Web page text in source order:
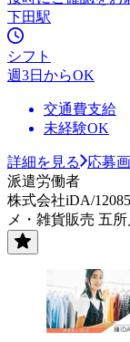
下田駅
シフト
週3日からOK
交通費支給
未経験OK
詳細を見る
応募
派遣労働者
株式会社iDA/
メ・雑貨販売 五